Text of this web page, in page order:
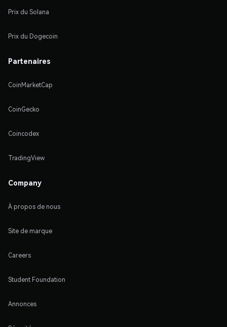
Prix du Solana
Prix du Dogecoin
Partenaires
CoinMarketCap
CoinGecko
Coincodex
TradingView
Company
À propos de nous
Site de marque
Careers
Student Foundation
Annonces